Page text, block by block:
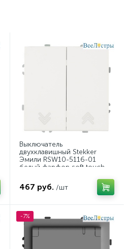
Выключатель
двухклавишный Stekker
Эмили RSW10-5116-01
белый фарфор soft touch
467 руб. /шт
-7%